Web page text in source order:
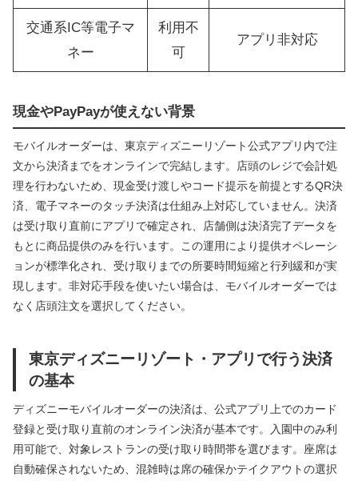
交通系IC等電子マ
ネー
利用不
可
アプリ非対応
現金やPayPayが使えない背景
モバイルオーダーは、東京ディズニーリゾート公式アプリ内で注
文から決済までをオンラインで完結します。店頭のレジで会計処
理を行わないため、現金受け渡しやコード提示を前提とするQR決
済、電子マネーのタッチ決済は仕組み上対応していません。決済
は受け取り直前にアプリで確定され、店舗側は決済完了データを
もとに商品提供のみを行います。この運用により提供オペレーシ
ョンが標準化され、受け取りまでの所要時間短縮と行列緩和が実
現します。非対応手段を使いたい場合は、モバイルオーダーでは
なく店頭注文を選択してください。
東京ディズニーリゾート・アプリで行う決済
の基本
ディズニーモバイルオーダーの決済は、公式アプリ上でのカード
登録と受け取り直前のオンライン決済が基本です。入園中のみ利
用可能で、対象レストランの受け取り時間帯を選びます。座席は
自動確保されないため、混雑時は席の確保かテイクアウトの選択